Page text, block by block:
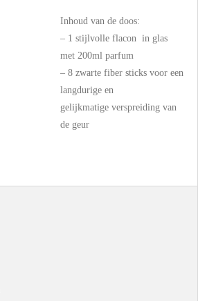
Inhoud van de doos:
– 1 stijlvolle flacon in glas
met 200ml parfum
– 8 zwarte fiber sticks voor een
langdurige en
gelijkmatige verspreiding van
de geur